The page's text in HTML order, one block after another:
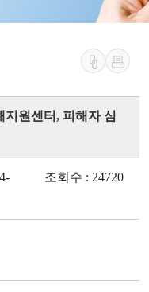
원센터, 피해자 심
조회수 : 24720